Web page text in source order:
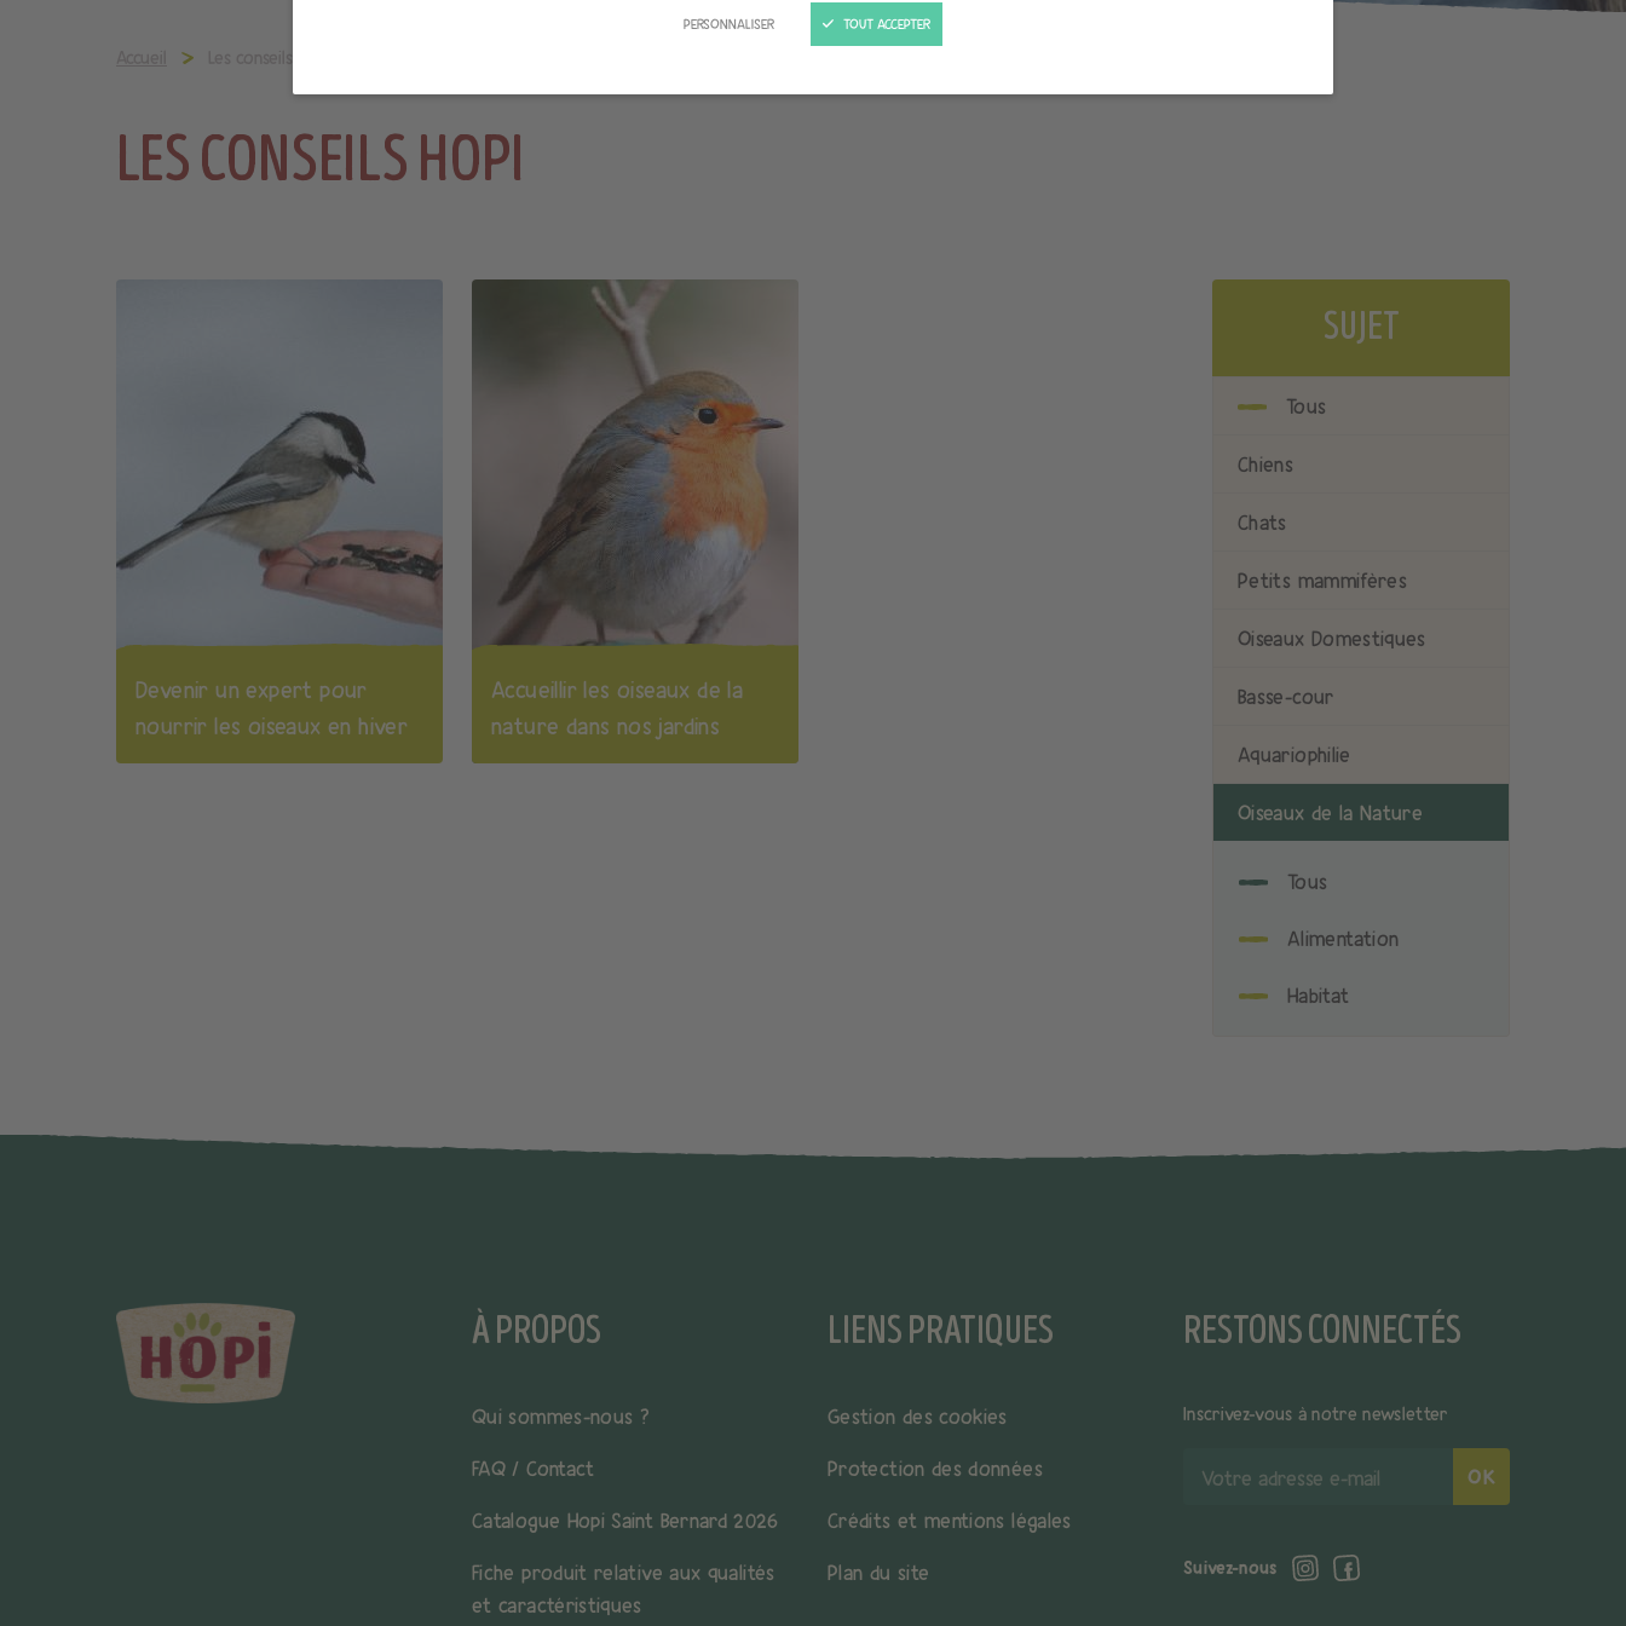
PERSONNALISER TOUT ACCEPTER
LES CONSEILS HOPI
Devenir un expert pour
nourrir les oiseaux en hiver
Accueillir les oiseaux de la
nature dans nos jardins
SUJET
Tous
Chiens
Chats
Petits mammifères
Oiseaux Domestiques
Basse-cour
Aquariophilie
Oiseaux de la Nature
Tous
Alimentation
Habitat
À PROPOS
Qui sommes-nous ?
FAQ / Contact
Catalogue Hopi Saint Bernard 2026
Fiche produit relative aux qualités
et caractéristiques
LIENS PRATIQUES
Gestion des cookies
Protection des données
Crédits et mentions légales
Plan du site
RESTONS CONNECTÉS
Inscrivez-vous à notre newsletter
adresse
OK
Suivez-nous